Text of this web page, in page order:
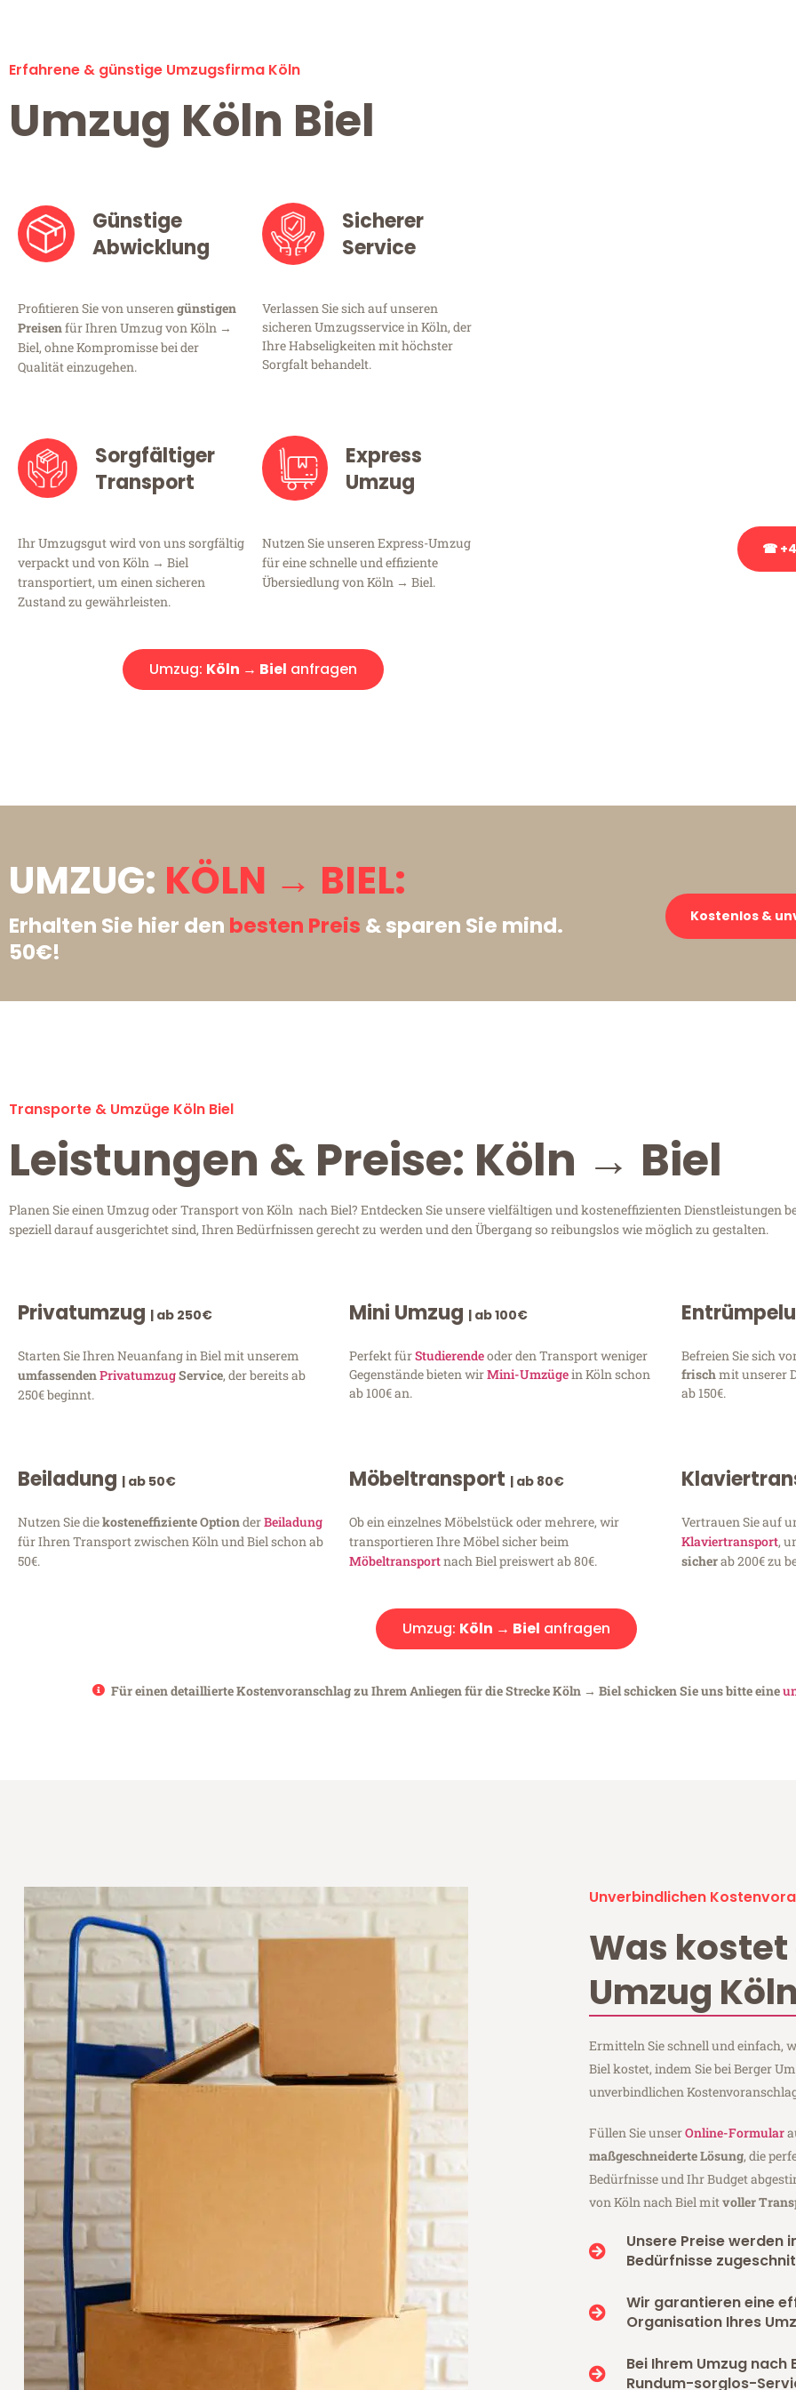
Erfahrene & günstige Umzugsfirma Köln
Umzug Köln Biel
Günstige
Abwicklung
Profitieren Sie von unserengünstigen
Preisenfür Ihren Umzug von Köln →
Biel, ohne Kompromisse bei der
Qualität einzugehen.
Sicherer
Service
Verlassen Sie sich auf unseren
sicheren Umzugsservice in Köln, der
Ihre Habseligkeiten mit höchster
Sorgfalt behandelt.
Sorgfältiger
Transport
Ihr Umzugsgut wird von uns sorgfältig
verpackt und von Köln → Biel
transportiert, um einen sicheren
Zustand zu gewährleisten.
Express
Umzug
Nutzen Sie unseren Express-Umzug
für eine schnelle und effiziente
Übersiedlung von Köln → Biel.
Umzug: Köln → Biel anfragen
☎
UMZUG: KÖLN → BIEL:
Erhalten Sie hier den besten Preis & sparen Sie mind.
50€!
Kostenlos &
Transporte & Umzüge Köln Biel
Leistungen & Preise: Köln → Biel
Planen Sie einen Umzug oder Transport von Köln nach Biel? Entdecken Sie unsere vielfältigen und kosteneffizienten Dienstleistungen
speziell darauf ausgerichtet sind, Ihren Bedürfnissen gerecht zu werden und den Übergang so reibungslos wie möglich zu gestalten.
Privatumzug | ab 250€
Starten Sie Ihren Neuanfang in Biel mit unserem
umfassendenPrivatumzugService, der bereits ab
250€ beginnt.
Mini Umzug | ab 100€
Perfekt fürStudierendeoder den Transport weniger
Gegenstände bieten wirMini-Umzügein Köln schon
ab 100€ an.
Befreien Sie sich
frischmit unserer
ab 150€.
Beiladung | ab 50€
Nutzen Sie diekosteneffiziente OptionderBeiladung
für Ihren Transport zwischen Köln und Biel schon ab
50€.
Möbeltransport | ab 80€
Ob ein einzelnes Möbelstück oder mehrere, wir
transportieren Ihre Möbel sicher beim
Möbeltransportnach Biel preiswert ab 80€.
Vertrauen Sie auf
Klaviertransport,
sicherab 200€ zu
Umzug: Köln → Biel anfragen
Für einen detaillierte Kostenvoranschlag zu Ihrem Anliegen für die Strecke Köln → Biel schicken Sie uns bitte eine
Unverbindlichen
Was kostet
Umzug
Ermitteln Sie schnell und einfach,
Biel kostet, indem Sie bei Berger
unverbindlichen
Füllen Sie unserOnline-Formular
maßgeschneiderte Lösung, die
Bedürfnisse und Ihr Budget
von Köln nach Biel mitvoller
Unsere Preise werden
Bedürfnisse
Wir garantieren eine
Organisation Ihres
Bei Ihrem Umzug nach
Rundum-sorglos-